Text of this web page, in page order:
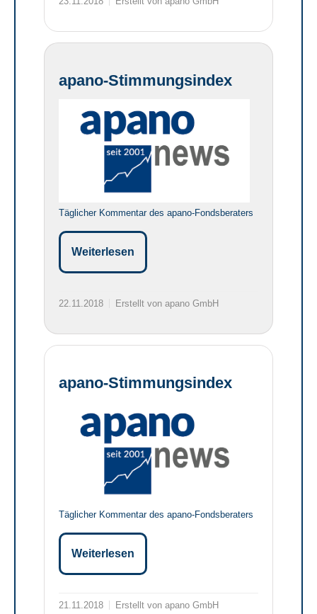
apano-Stimmungsindex
Täglicher Kommentar des apano-Fondsberaters
Weiterlesen
22.11.2018 Erstellt von apano GmbH
apano-Stimmungsindex
Täglicher Kommentar des apano-Fondsberaters
Weiterlesen
21.11.2018 Erstellt von apano GmbH